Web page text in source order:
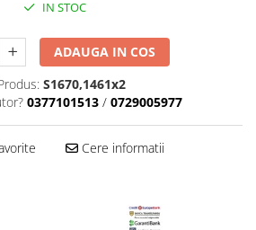
bucatarie
IN STOC
ADAUGA IN COS
S1670,1461x2
0377101513 / 0729005977
Cere informatii